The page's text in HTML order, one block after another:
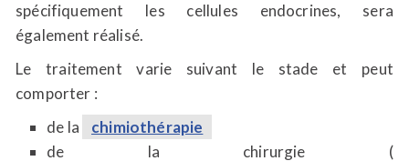
spécifiquement les cellules endocrines, sera
également réalisé.
Le traitement varie suivant le stade et peut
comporter :
de la
chimiothérapie
de la chirurgie (